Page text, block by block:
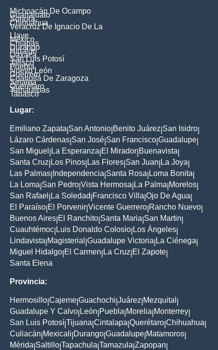
Michoacán De Ocampo
Guanajuato
Sonora
Chihuahua
Veracruz De Ignacio De La
Llave
México
Chiapas
Durango
Hidalgo
Oaxaca
San Luis Potosí
Jalisco
Puebla
Nuevo León
Guerrero
Coahuila De Zaragoza
Sinaloa
Querétaro
Tamaulipas
Tabasco
Lugar:
Emiliano Zapata San Antonio Benito Juárez San Isidro
Lázaro Cárdenas San José San Francisco Guadalupe
San Miguel
La Esperanza El Mirador Buenavista
Santa Cruz Los Pinos Las Flores San Juan La Joya
Las Palmas Independencia Santa Rosa Loma Bonita
La Loma San Pedro Vista Hermosa La Palma Morelos
San Rafael
La Soledad Francisco Villa Ojo De Agua
El Paraíso El Porvenir Vicente Guerrero Rancho Nuevo
Buenos Aires El Ranchito Santa Maria San Martin
Cuauhtémoc Luis Donaldo Colosio Los Ángeles
Lindavista Magisterial Guadalupe Victoria La Ciénega
Miguel Hidalgo El Carmen La Cruz El Zapote
Santa Elena
Provincia:
Hermosillo Cajeme Guachochi Juárez Mezquital
Guadalupe Y Calvo León Puebla Morelia Monterrey
San Luis Potosí Tijuana Cintalapa Querétaro Chihuahua
Culiacán Mexicali Durango Guadalupe Matamoros
Mérida Saltillo Tapachula Tamazula Zapopan